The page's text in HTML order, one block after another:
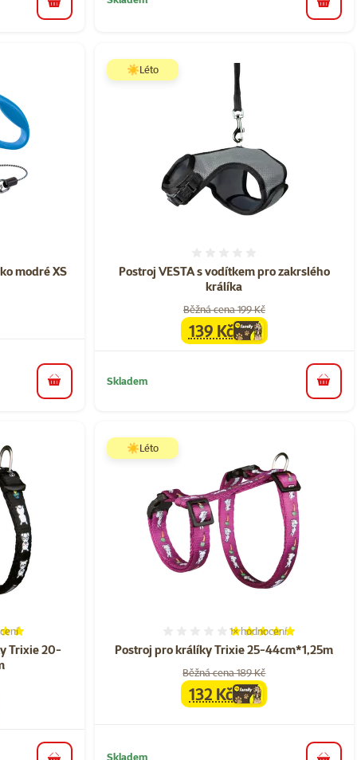
do košíku do
modré XS
do košíku
Postroj VESTA s vodítkem pro zakrslého
králíka
Běžná cena 199 Kč
familycena
139 Kč
☀️Léto
Skladem do
Trixie 20-
100%, počet hodnocení: 6
Postroj pro králíky Trixie 25-44cm*1,25m
Hodnocení 100%, počet
1×hodnocení
Běžná cena 189 Kč
familycena
132 Kč
☀️Léto
Skladem